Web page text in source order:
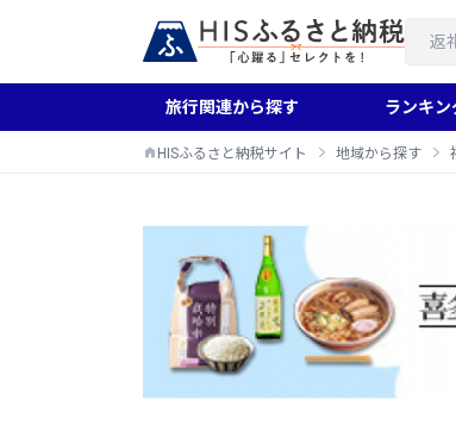
旅行関連から探す ランキン
HISふるさと納税サイト 地域から探す